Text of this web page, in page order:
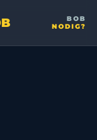
company
BOB
NODIG?